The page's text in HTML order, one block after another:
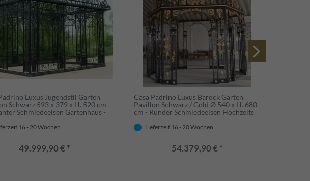
Luxus Jugendstil Garten
Schwarz 593 x 379 x H. 520 cm
Schmiedeeisen Gartenhaus -
16 - 20 Wochen
49.999,90 € *
Casa Padrino Luxus Barock Garten
Pavillon Schwarz / Gold Ø 540 x H. 680
cm - Runder Schmiedeeisen Hochzeits
Lieferzeit 16 - 20 Wochen
54.379,90 € *